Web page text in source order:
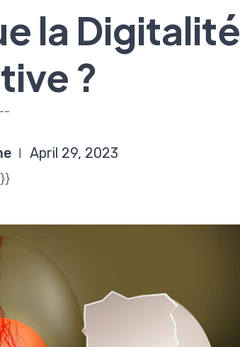
la Digitalité
?
April 29, 2023